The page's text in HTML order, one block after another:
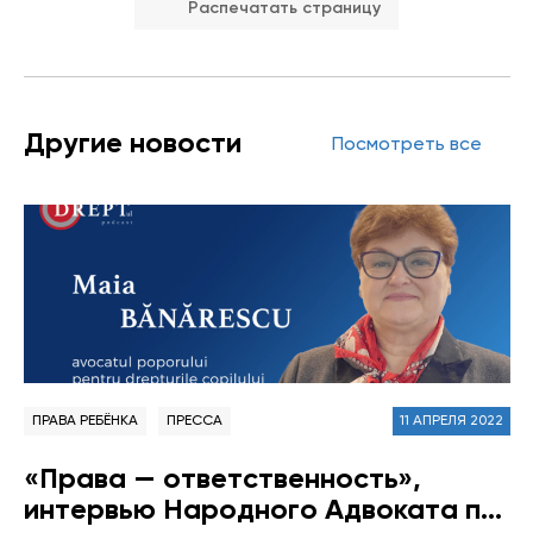
Распечатать страницу
Другие новости Посмотреть все
ПРАВА РЕБЁНКА ПРЕССА 11 АПРЕЛЯ 2022
«Права — ответственность»,
интервью Народного Адвоката по